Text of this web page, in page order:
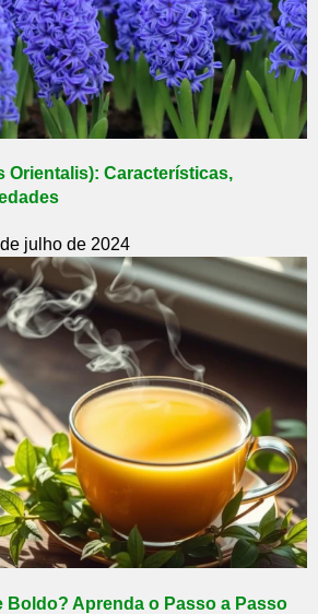
Orientalis): Características,
julho de 2024
Boldo? Aprenda o Passo a Passo